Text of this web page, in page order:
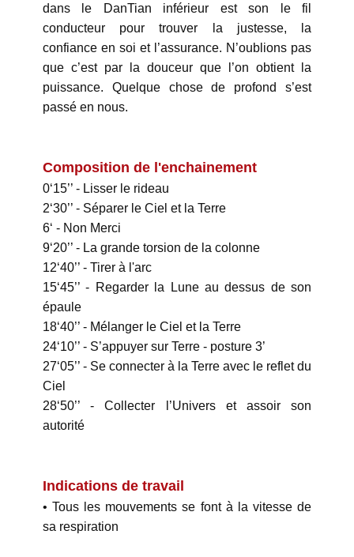
dans le DanTian inférieur est son le fil
conducteur pour trouver la justesse, la
confiance en soi et l’assurance. N’oublions pas
que c’est par la douceur que l’on obtient la
puissance. Quelque chose de profond s’est
passé en nous.
Composition de l'enchainement
0‘15’’ - Lisser le rideau
2‘30’’ - Séparer le Ciel et la Terre
6‘ - Non Merci
9‘20’’ - La grande torsion de la colonne
12‘40’’ - Tirer à l'arc
15‘45’’ - Regarder la Lune au dessus de son
épaule
18‘40’’ - Mélanger le Ciel et la Terre
24‘10’’ - S’appuyer sur Terre - posture 3’
27‘05’’ - Se connecter à la Terre avec le reflet du
Ciel
28‘50’’ - Collecter l’Univers et assoir son
autorité
Indications de travail
• Tous les mouvements se font à la vitesse de
sa respiration